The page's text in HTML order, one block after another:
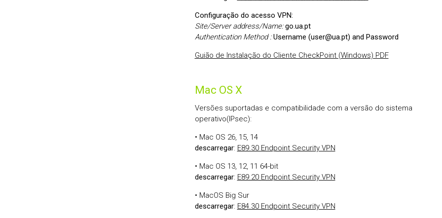
Configuração do acesso VPN:
Site/Server address/Name: go.ua.pt
Authentication Method : Username (user@ua.pt) and Password
Guião de Instalação do Cliente CheckPoint (Windows) PDF
Mac OS X
Versões suportadas e compatibilidade com a versão do sistema
operativo(IPsec):
• Mac OS 26, 15, 14
descarregar: E89.30 Endpoint Security VPN
• Mac OS 13, 12, 11 64-bit
descarregar: E89.20 Endpoint Security VPN
• MacOS Big Sur
descarregar: E84.30 Endpoint Security VPN